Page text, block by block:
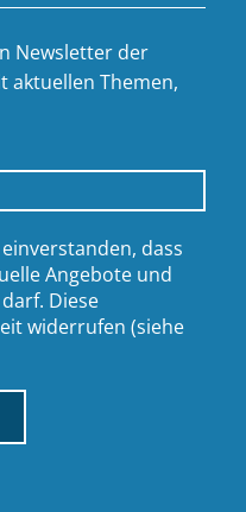
Newsletter der
aktuellen Themen,
dass
Angebote und
Diese
widerrufen (siehe